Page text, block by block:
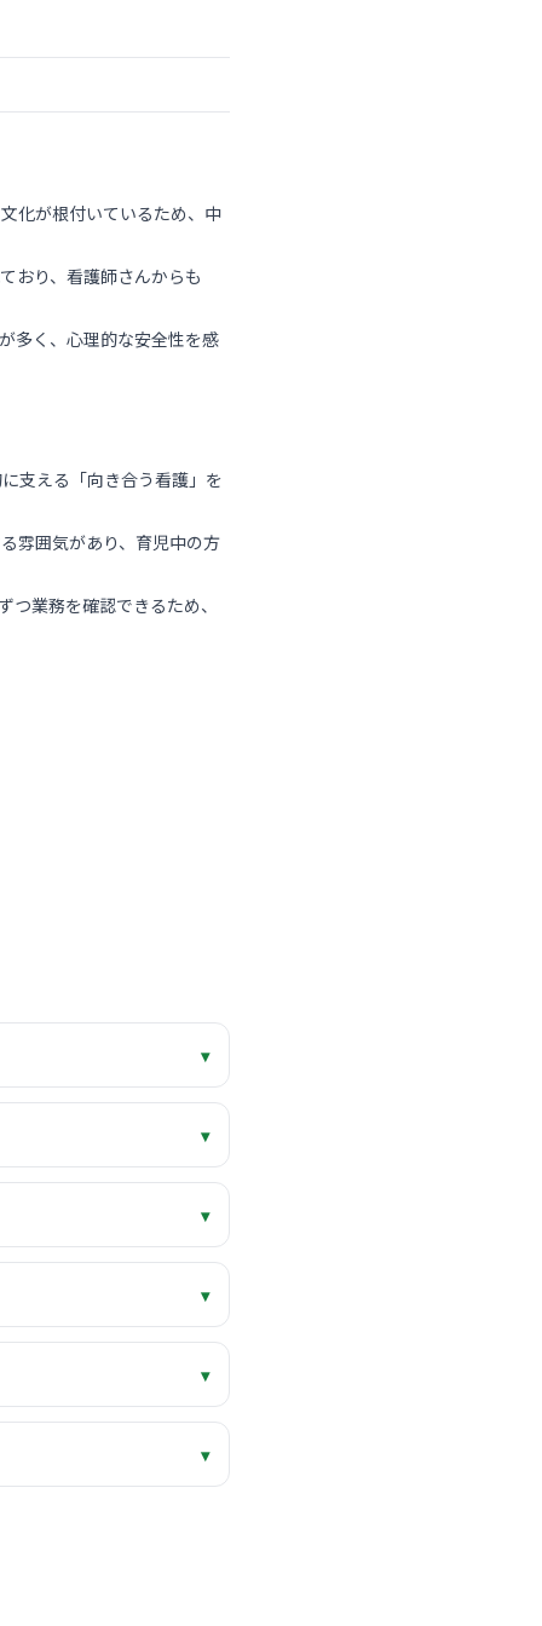
化が根付いているため、中
おり、看護師さんからも
多く、心理的な安全性を感
支える「向き合う看護」を
雰囲気があり、育児中の方
業務を確認できるため、
▾
▾
▾
▾
▾
▾